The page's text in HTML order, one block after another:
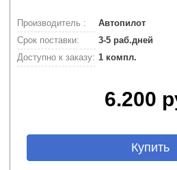
Производитель :
Автопилот
Срок поставки:
3-5 раб.дней
Доступно к заказу: 1 компл.
6.200